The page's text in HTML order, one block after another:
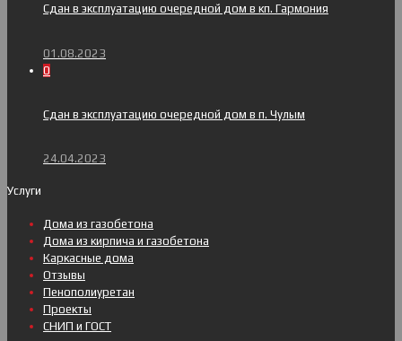
Сдан в эксплуатацию очередной дом в кп. Гармония
01.08.2023
0
Сдан в эксплуатацию очередной дом в п. Чулым
24.04.2023
Услуги
Дома из газобетона
Дома из кирпича и газобетона
Каркасные дома
Отзывы
Пенополиуретан
Проекты
СНИП и ГОСТ